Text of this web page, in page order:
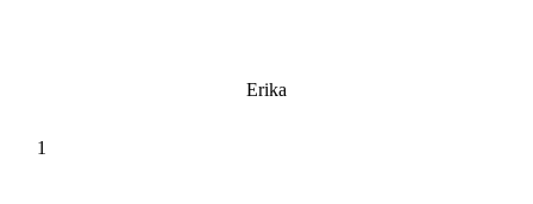
Erika